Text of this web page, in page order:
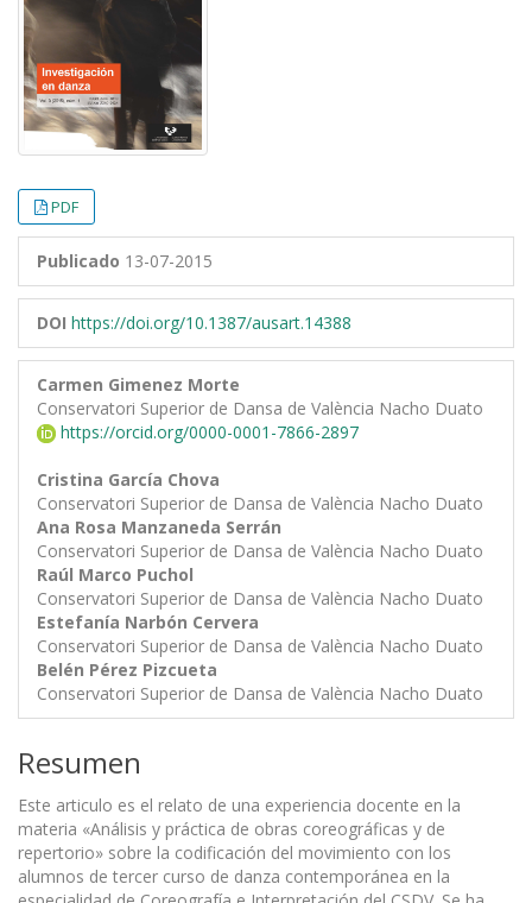
PDF
Publicado 13-07-2015
DOI https://doi.org/10.1387/ausart.14388
Carmen Gimenez Morte
Conservatori Superior de Dansa de València Nacho Duato
https://orcid.org/0000-0001-7866-2897
Cristina García Chova
Conservatori Superior de Dansa de València Nacho Duato
Ana Rosa Manzaneda Serrán
Conservatori Superior de Dansa de València Nacho Duato
Raúl Marco Puchol
Conservatori Superior de Dansa de València Nacho Duato
Estefanía Narbón Cervera
Conservatori Superior de Dansa de València Nacho Duato
Belén Pérez Pizcueta
Conservatori Superior de Dansa de València Nacho Duato
Resumen
Este articulo es el relato de una experiencia docente en la
materia «Análisis y práctica de obras coreográficas y de
repertorio» sobre la codificación del movimiento con los
alumnos de tercer curso de danza contemporánea en la